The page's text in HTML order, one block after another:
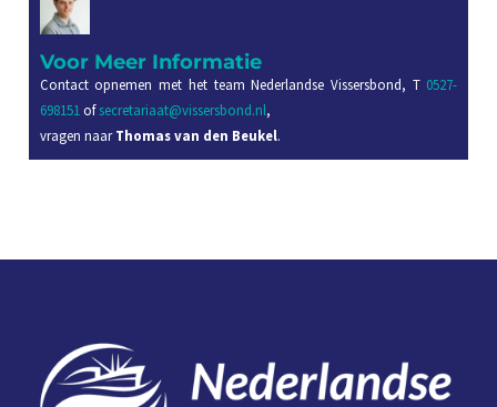
Voor Meer Informatie
Contact opnemen met het team Nederlandse Vissersbond, T 0527-
698151ofsecretariaat@vissersbond.nl,
vragen naarThomas van den Beukel.